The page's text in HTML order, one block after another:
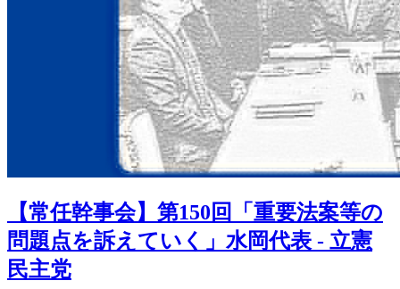
【常任幹事会】第150回「重要法案等の
問題点を訴えていく」水岡代表 - 立憲
民主党